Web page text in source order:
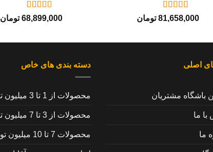
نمره5 از 5
81,658,000 تومان نمره5از 5
68,899,000 تومان
اصلی
باشگاه مشتریان
ما
ما
دسته بندی های خاص
محصولات از 1 تا 3 میلیون تومان
محصولات از 3 تا 7 میلیون تومان
محصولات 7 تا 10 میلیون تومان